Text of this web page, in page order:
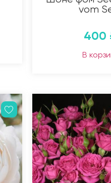
vom
400
В